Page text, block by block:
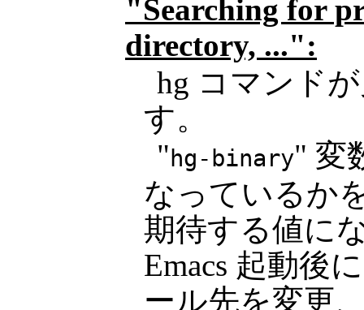
"Searching for
directory, ...":
hg コマンド
す。
" hg-binary" 変
なっているか
期待する値に
Emacs 起動後
ール先を変更